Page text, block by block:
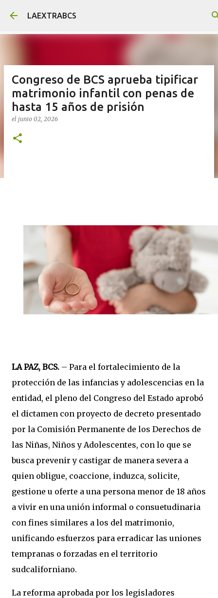
Ir al contenido principal
LAEXTRABCS
Congreso de BCS aprueba tipificar
matrimonio infantil con penas de
hasta 15 años de prisión
el junio 02, 2026
LA PAZ, BCS. – Para el fortalecimiento de la
protección de las infancias y adolescencias en la
entidad, el pleno del Congreso del Estado aprobó
el dictamen con proyecto de decreto presentado
por la Comisión Permanente de los Derechos de
las Niñas, Niños y Adolescentes, con lo que se
busca prevenir y castigar de manera severa a
quien obligue, coaccione, induzca, solicite,
gestione u oferte a una persona menor de 18 años
a vivir en una unión informal o consuetudinaria
con fines similares a los del matrimonio,
unificando esfuerzos para erradicar las uniones
tempranas o forzadas en el territorio
sudcaliforniano.
La reforma aprobada por los legisladores